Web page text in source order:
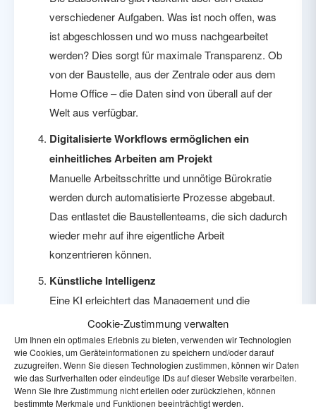
Cookie-Zustimmung verwalten
Um Ihnen ein optimales Erlebnis zu bieten, verwenden wir Technologien
wie Cookies, um Geräteinformationen zu speichern und/oder darauf
zuzugreifen. Wenn Sie diesen Technologien zustimmen, können wir Daten
wie das Surfverhalten oder eindeutige IDs auf dieser Website verarbeiten.
Wenn Sie Ihre Zustimmung nicht erteilen oder zurückziehen, können
bestimmte Merkmale und Funktionen beeinträchtigt werden.
verschiedener Aufgaben. Was ist noch offen, was
ist abgeschlossen und wo muss nachgearbeitet
werden? Dies sorgt für maximale Transparenz. Ob
von der Baustelle, aus der Zentrale oder aus dem
Home Office – die Daten sind von überall auf der
Welt aus verfügbar.
Digitalisierte Workflows ermöglichen ein
einheitliches Arbeiten am Projekt
Manuelle Arbeitsschritte und unnötige Bürokratie
werden durch automatisierte Prozesse abgebaut.
Das entlastet die Baustellenteams, die sich dadurch
wieder mehr auf ihre eigentliche Arbeit
konzentrieren können.
Künstliche Intelligenz
Eine KI erleichtert das Management und die
Bearbeitung von Baumängeln. Die gesammelten
Daten werden ausgewertet und zeigen auf, an
welchen Stellen des Bauprozesses Optimierungen
möglich sind.